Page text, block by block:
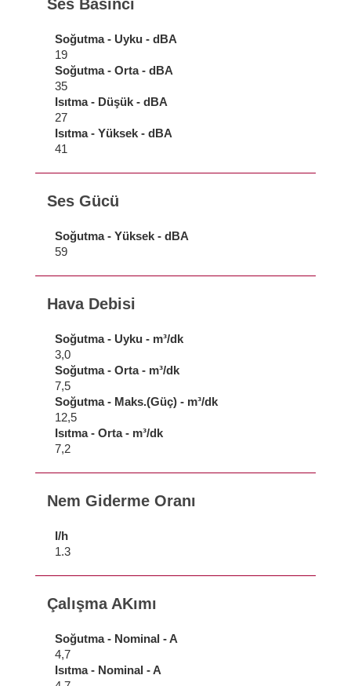
Ses Basıncı
Soğutma - Uyku - dBA
19
Soğutma - Orta - dBA
35
Isıtma - Düşük - dBA
27
Isıtma - Yüksek - dBA
41
Ses Gücü
Soğutma - Yüksek - dBA
59
Hava Debisi
Soğutma - Uyku - m³/dk
3,0
Soğutma - Orta - m³/dk
7,5
Soğutma - Maks.(Güç) - m³/dk
12,5
Isıtma - Orta - m³/dk
7,2
Nem Giderme Oranı
I/h
1.3
Çalışma AKımı
Soğutma - Nominal - A
4,7
Isıtma - Nominal - A